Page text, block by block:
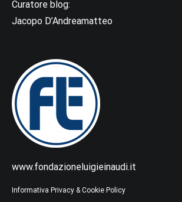
Curatore blog:
Jacopo D’Andreamatteo
www.fondazioneluigieinaudi.it
Informativa Privacy & Cookie Policy